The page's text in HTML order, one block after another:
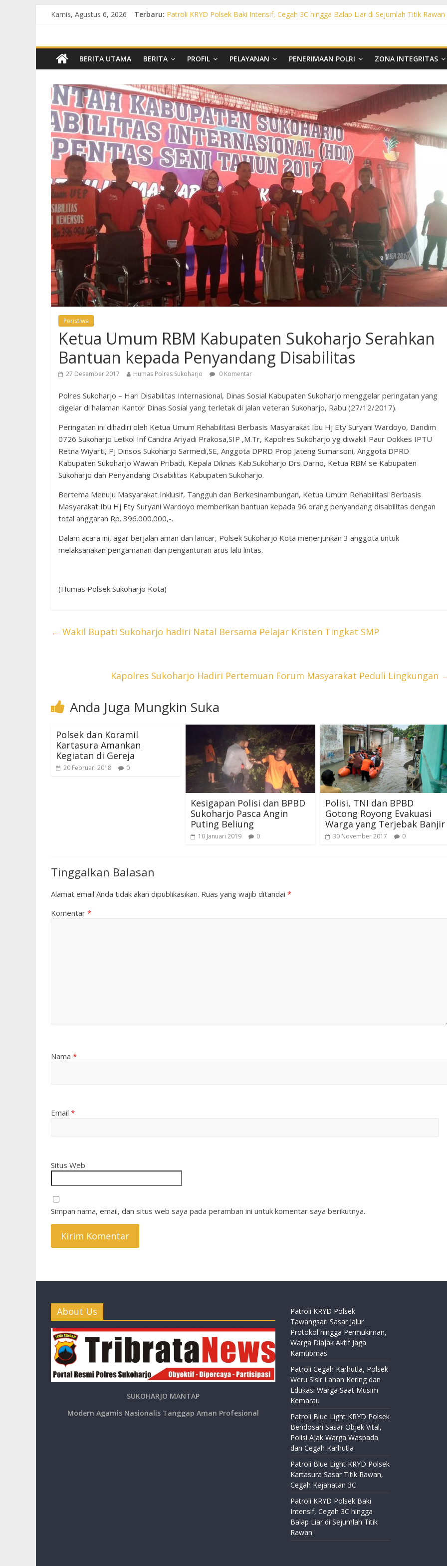
Kamis, Agustus 6, 2026 Terbaru: Patroli KRYD Polsek Baki Intensif, Cegah 3C hingga Balap Liar di Sejumlah Titik Rawan
Patroli Blue Light KRYD Polsek Bendosari Sasar Objek Vital, Polisi Ajak Warga
Patroli Blue Light KRYD Polsek Kartasura Sasar Titik Rawan, Cegah Kejahatan 3C
BERITA UTAMA BERITA PROFIL PELAYANAN PENERIMAAN POLRI ZONA INTEGRITAS
Peristiwa
Ketua Umum RBM Kabupaten Sukoharjo Serahkan
Bantuan kepada Penyandang Disabilitas
27 Desember 2017 Humas Polres Sukoharjo 0 Komentar
Polres Sukoharjo – Hari Disabilitas Internasional, Dinas Sosial Kabupaten Sukoharjo menggelar peringatan yang
digelar di halaman Kantor Dinas Sosial yang terletak di jalan veteran Sukoharjo, Rabu (27/12/2017).
Peringatan ini dihadiri oleh Ketua Umum Rehabilitasi Berbasis Masyarakat Ibu Hj Ety Suryani Wardoyo, Dandim
0726 Sukoharjo Letkol Inf Candra Ariyadi Prakosa,SIP ,M.Tr, Kapolres Sukoharjo yg diwakili Paur Dokkes IPTU
Retna Wiyarti, Pj Dinsos Sukoharjo Sarmedi,SE, Anggota DPRD Prop Jateng Sumarsoni, Anggota DPRD
Kabupaten Sukoharjo Wawan Pribadi, Kepala Diknas Kab.Sukoharjo Drs Darno, Ketua RBM se Kabupaten
Sukoharjo dan Penyandang Disabilitas Kabupaten Sukoharjo.
Bertema Menuju Masyarakat Inklusif, Tangguh dan Berkesinambungan, Ketua Umum Rehabilitasi Berbasis
Masyarakat Ibu Hj Ety Suryani Wardoyo memberikan bantuan kepada 96 orang penyandang disabilitas dengan
total anggaran Rp. 396.000.000,-.
Dalam acara ini, agar berjalan aman dan lancar, Polsek Sukoharjo Kota menerjunkan 3 anggota untuk
melaksanakan pengamanan dan penganturan arus lalu lintas.
(Humas Polsek Sukoharjo Kota)
← Wakil Bupati Sukoharjo hadiri Natal Bersama Pelajar Kristen Tingkat SMP
Kapolres Sukoharjo Hadiri Pertemuan Forum Masyarakat Peduli Lingkungan
Anda Juga Mungkin Suka
Polsek dan Koramil
Kartasura Amankan
Kegiatan di Gereja
20 Februari 2018 0
Kesigapan Polisi dan BPBD
Sukoharjo Pasca Angin
Puting Beliung
10 Januari 2019 0
Polisi, TNI dan BPBD
Gotong Royong Evakuasi
Warga yang Terjebak Banjir
30 November 2017 0
Tinggalkan Balasan
Alamat email Anda tidak akan dipublikasikan. Ruas yang wajib ditandai *
Komentar *
Nama *
Email *
Situs Web
Simpan nama, email, dan situs web saya pada peramban ini untuk komentar saya berikutnya.
About Us
SUKOHARJO MANTAP
Modern Agamis Nasionalis Tanggap Aman Profesional
Patroli KRYD Polsek
Tawangsari Sasar Jalur
Protokol hingga Permukiman,
Warga Diajak Aktif Jaga
Kamtibmas
Patroli Cegah Karhutla, Polsek
Weru Sisir Lahan Kering dan
Edukasi Warga Saat Musim
Kemarau
Patroli Blue Light KRYD Polsek
Bendosari Sasar Objek Vital,
Polisi Ajak Warga Waspada
dan Cegah Karhutla
Patroli Blue Light KRYD Polsek
Kartasura Sasar Titik Rawan,
Cegah Kejahatan 3C
Patroli KRYD Polsek Baki
Intensif, Cegah 3C hingga
Balap Liar di Sejumlah Titik
Rawan